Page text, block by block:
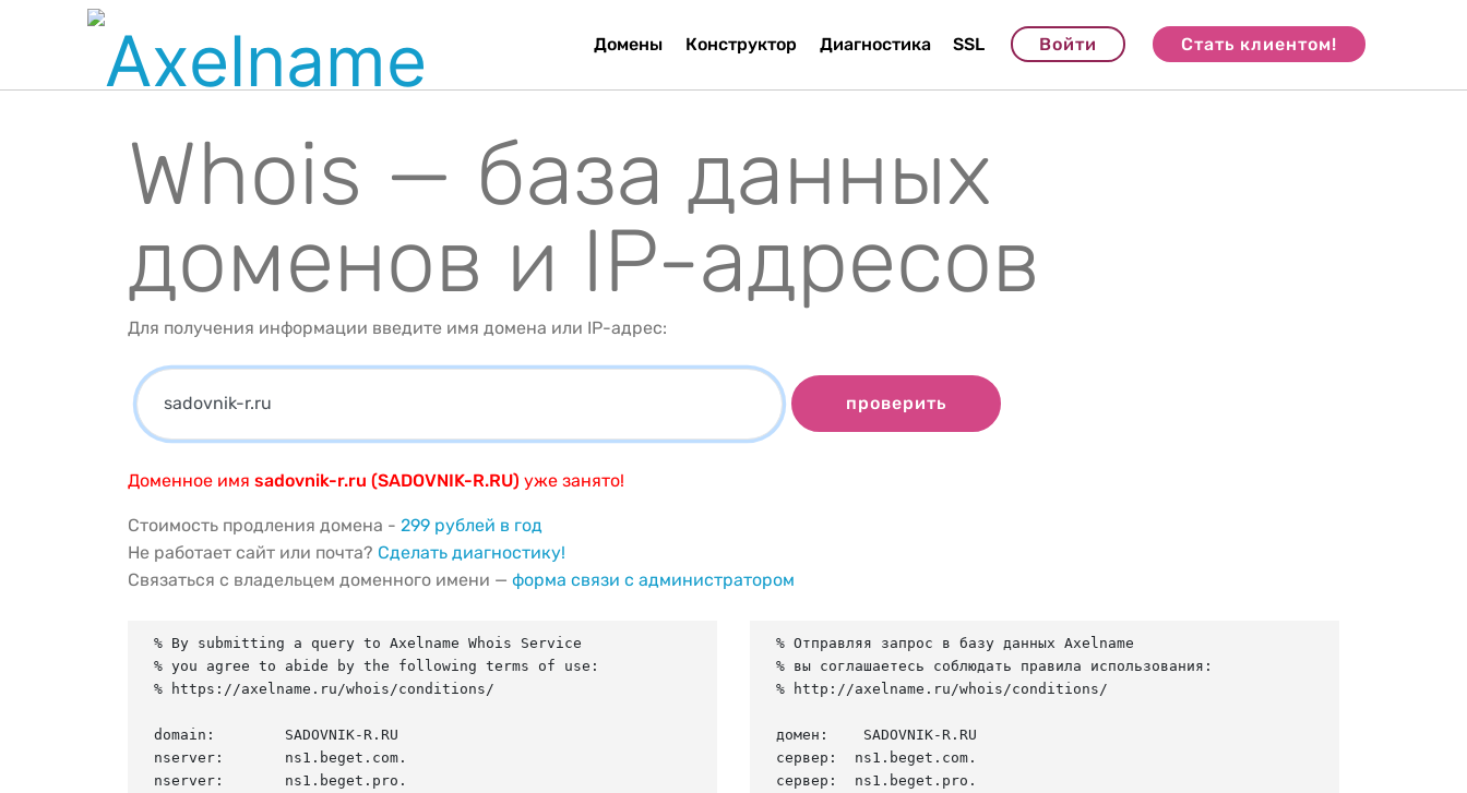
Домены Конструктор Диагностика SSL Войти Стать клиентом!
Whois — база данных
доменов и IP-адресов
Для получения информации введите имя домена или IP-адрес:
проверить
Доменное имя sadovnik-r.ru (SADOVNIK-R.RU) уже занято!
Стоимость продления домена - 299 рублей в год
Не работает сайт или почта? Сделать диагностику!
Связаться с владельцем доменного имени — форма связи с администратором
% By submitting a query to Axelname Whois Service
% you agree to abide by the following terms of use:
% https://axelname.ru/whois/conditions/
domain:        SADOVNIK-R.RU
nserver:       ns1.beget.com.
nserver:       ns1.beget.pro.
% Отправляя запрос в базу данных Axelname
% вы соглашаетесь соблюдать правила использования:
% http://axelname.ru/whois/conditions/
домен:    SADOVNIK-R.RU
сервер:  ns1.beget.com.
сервер:  ns1.beget.pro.